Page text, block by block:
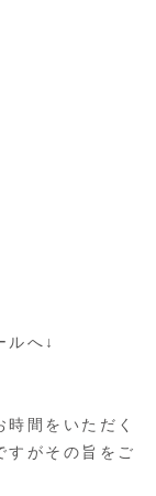
ルへ↓
間をいただく
すがその旨をご